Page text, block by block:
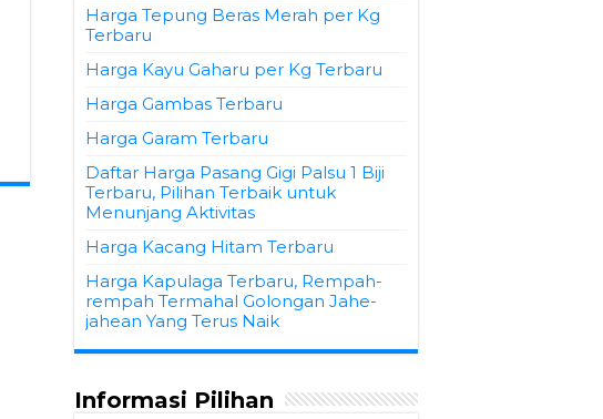
Harga Tepung Beras Merah per Kg
Terbaru
Harga Kayu Gaharu per Kg Terbaru
Harga Gambas Terbaru
Harga Garam Terbaru
Daftar Harga Pasang Gigi Palsu 1 Biji
Terbaru, Pilihan Terbaik untuk
Menunjang Aktivitas
Harga Kacang Hitam Terbaru
Harga Kapulaga Terbaru, Rempah-
rempah Termahal Golongan Jahe-
jahean Yang Terus Naik
Informasi Pilihan